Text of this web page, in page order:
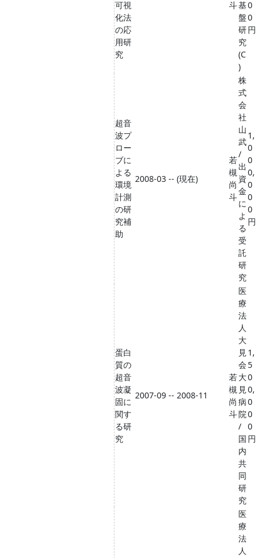
可視
化法
の応
用研
究
斗基
盤
研
究
(C
)
0
0
円
超音
波プ
ロー
ブに
よる
環境
計測
の研
究補
助
2008-03 -- (現在)
若
槻
尚
斗
株
式
会
社
山
武
/
出
資
金
に
よ
る
受
託
研
究
1,
0
0
0,
0
0
0
円
蛋白
質の
超音
波凝
固に
関す
る研
究
2007-09 -- 2008-11
若
槻
尚
斗
医
療
法
人
大
見
会
大
見
病
院
/
国
内
共
同
研
究
1,
5
0
0,
0
0
0
円
医
療
法
人